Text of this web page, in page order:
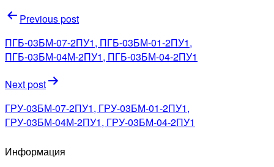
Навигация
по
записям
Previous post
ПГБ-03БМ-07-2ПУ1, ПГБ-03БМ-01-2ПУ1,
ПГБ-03БМ-04М-2ПУ1, ПГБ-03БМ-04-2ПУ1
Next post
ГРУ-03БМ-07-2ПУ1, ГРУ-03БМ-01-2ПУ1,
ГРУ-03БМ-04М-2ПУ1, ГРУ-03БМ-04-2ПУ1
Информация